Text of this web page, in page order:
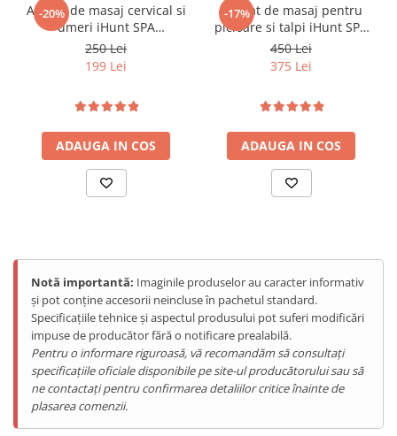
iHunt SPA EyeZen
-20%
Aparat de masaj cervical si
umeri iHunt SPA
HandTouch Neck 3D,
Tehnologie masaj
Reincarcabil, Alb
250 Lei
199 Lei
ADAUGA IN COS
-17%
Aparat de masaj pentru
picioare si talpi iHunt SPA
FootRelax AirHeat,
Reflexoterapie, Compresie
450 Lei
375 Lei
ADAUGA IN COS
Notă importantă: Imaginile produselor au caracter informativ
și pot conține accesorii neincluse în pachetul standard.
Specificațiile tehnice și aspectul produsului pot suferi modificări
impuse de producător fără o notificare prealabilă.
Pentru o informare riguroasă, vă recomandăm să consultați
specificațiile oficiale disponibile pe site-ul producătorului sau să
ne contactați pentru confirmarea detaliilor critice înainte de
plasarea comenzii.